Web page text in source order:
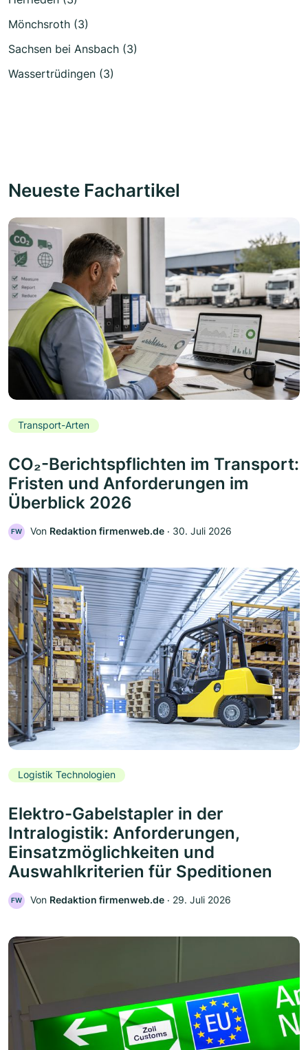
Mönchsroth (3)
Sachsen bei Ansbach (3)
Wassertrüdingen (3)
Neueste Fachartikel
Transport-Arten
CO₂-Berichtspflichten im Transport:
Fristen und Anforderungen im
Überblick 2026
FW Von Redaktion firmenweb.de ‧ 30. Juli 2026
Logistik Technologien
Elektro-Gabelstapler in der
Intralogistik: Anforderungen,
Einsatzmöglichkeiten und
Auswahlkriterien für Speditionen
FW Von Redaktion firmenweb.de ‧ 29. Juli 2026